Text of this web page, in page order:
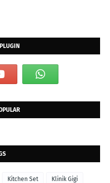
Kitchen Set Klinik Gigi